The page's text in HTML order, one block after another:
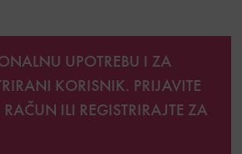
UPOTREBU I ZA
KORISNIK. PRIJAVITE
ILI REGISTRIRAJTE ZA